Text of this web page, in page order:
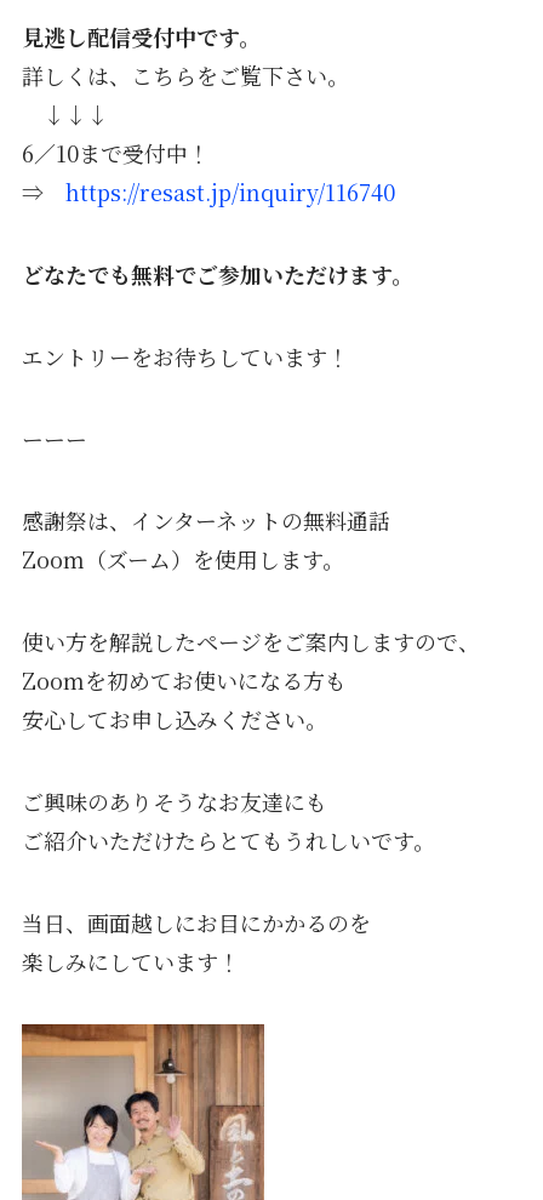
見逃し配信受付中です。
詳しくは、こちらをご覧下さい。
↓↓↓
6／10まで受付中！
⇒ https://resast.jp/inquiry/116740
どなたでも無料でご参加いただけます。
エントリーをお待ちしています！
ーーー
感謝祭は、インターネットの無料通話
Zoom（ズーム）を使用します。
使い方を解説したページをご案内しますので、
Zoomを初めてお使いになる方も
安心してお申し込みください。
ご興味のありそうなお友達にも
ご紹介いただけたらとてもうれしいです。
当日、画面越しにお目にかかるのを
楽しみにしています！